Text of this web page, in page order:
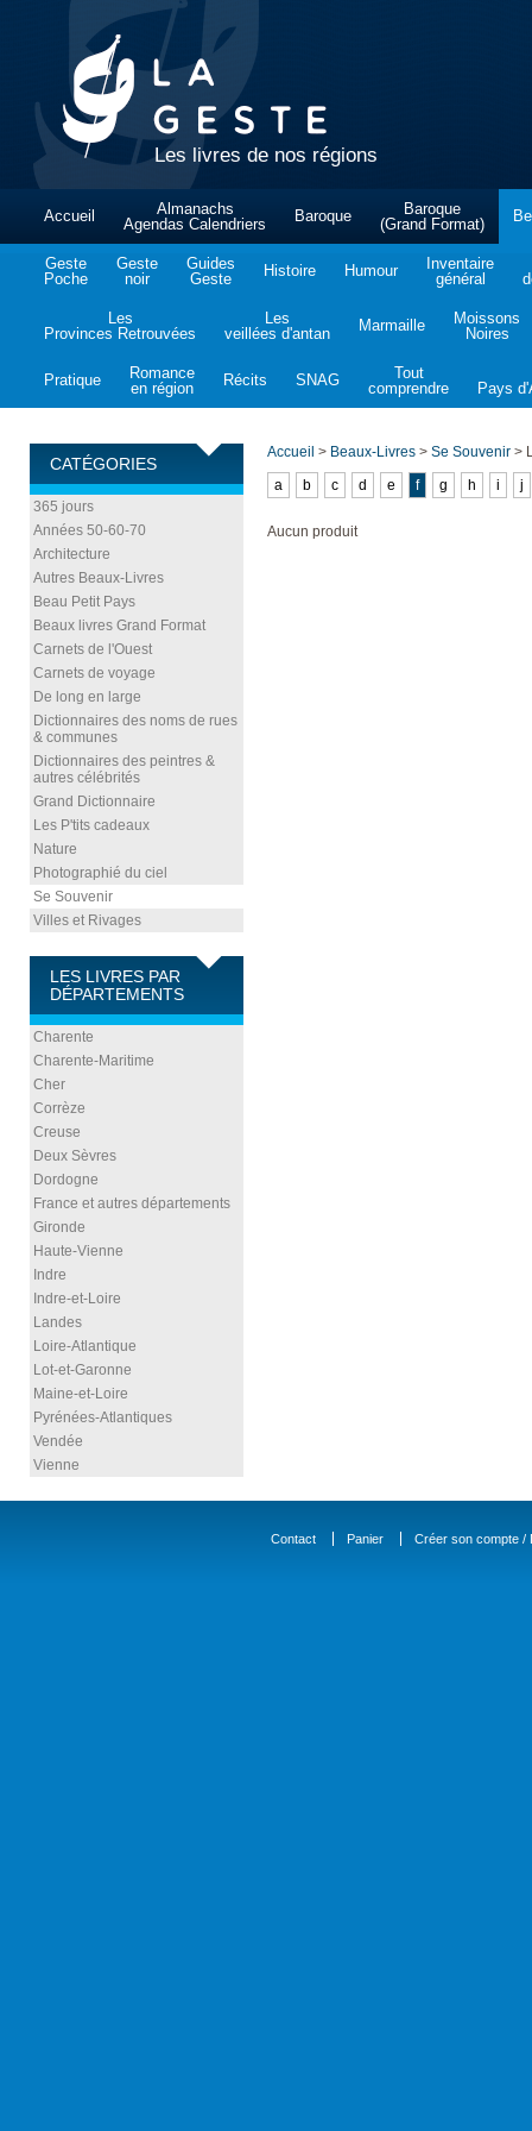
Les livres de nos régions
Accueil
Almanachs
Agendas Calendriers
Baroque
Baroque
(Grand Format)
Geste
Poche
Geste
noir
Guides
Geste
Histoire Humour
Inventaire
général
Les
Provinces Retrouvées
Les
veillées d'antan
Marmaille
Moissons
Noires
Pratique
Romance
en région
Récits SNAG
Tout
comprendre
Pays
CATÉGORIES
365 jours
Années 50-60-70
Architecture
Autres Beaux-Livres
Beau Petit Pays
Beaux livres Grand Format
Carnets de l'Ouest
Carnets de voyage
De long en large
Dictionnaires des noms de rues
& communes
Dictionnaires des peintres &
autres célébrités
Grand Dictionnaire
Les P'tits cadeaux
Nature
Photographié du ciel
Se Souvenir
Villes et Rivages
LES LIVRES PAR
DÉPARTEMENTS
Charente
Charente-Maritime
Cher
Corrèze
Creuse
Deux Sèvres
Dordogne
France et autres départements
Gironde
Haute-Vienne
Indre
Indre-et-Loire
Landes
Loire-Atlantique
Lot-et-Garonne
Maine-et-Loire
Pyrénées-Atlantiques
Vendée
Vienne
Accueil > Beaux-Livres > Se Souvenir >
a
b c d e f g h i j
Aucun produit
Contact Panier Créer son compte /